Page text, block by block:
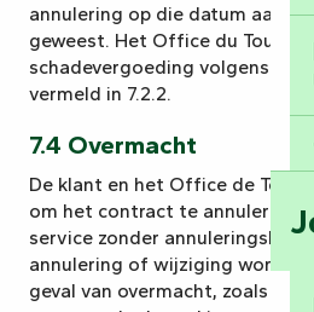
annulering op die datum aan
geweest. Het Office du
schadevergoeding volgens
vermeld in 7.2.2.
7.4 Overmacht
De klant en het Office de
om het contract te annuleren
service zonder
annulering of wijziging wordt
geval van overmacht, zoals – bij